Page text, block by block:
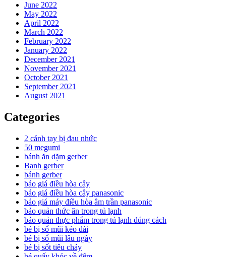
June 2022
May 2022
April 2022
March 2022
February 2022
January 2022
December 2021
November 2021
October 2021
September 2021
August 2021
Categories
2 cánh tay bị đau nhức
50 megumi
bánh ăn dặm gerber
Banh gerber
bánh gerber
báo giá điều hòa cây
báo giá điều hòa cây panasonic
báo giá máy điều hòa âm trần panasonic
bảo quản thức ăn trong tủ lạnh
bảo quản thực phẩm trong tủ lạnh đúng cách
bé bị sổ mũi kéo dài
bé bị sổ mũi lâu ngày
bé bị sốt tiêu chảy